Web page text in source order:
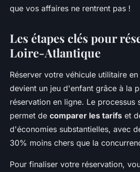
que vos affaires ne rentrent pas !
Les étapes clés pour
Loire-Atlantique
Réserver votre véhicule utilitaire
devient un jeu d'enfant grâce à la
réservation en ligne. Le processus
permet de comparer les tarifs et
d'économies substantielles, avec
30% moins chers que la
Pour finaliser votre réservation,